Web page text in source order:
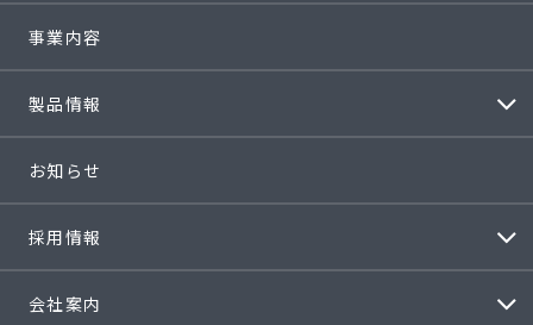
事業内容
製品情報
お知らせ
採用情報
会社案内